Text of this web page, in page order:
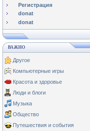
Регистрация
donat
donat
ВАЖНО
Другое
Компьютерные игры
Красота и здоровье
Люди и блоги
Музыка
Общество
Путешествия и события